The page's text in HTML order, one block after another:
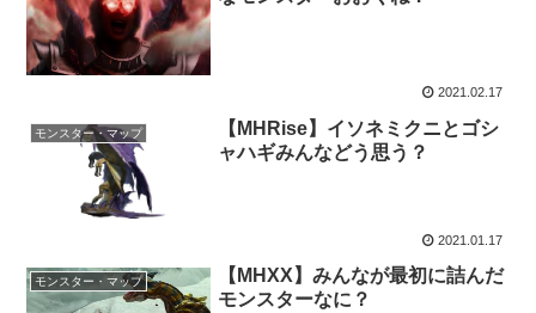
2021.02.17
モンスター・マップ
【MHRise】イソネミクニとゴシ
ャハギみんなどう思う？
2021.01.17
モンスター・マップ
【MHXX】みんなが最初に詰んだ
モンスターなに？